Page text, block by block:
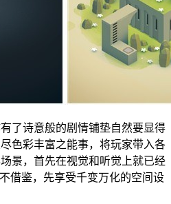
了诗意般的剧情铺垫自然要显得
色彩丰富之能事，将玩家带入各
景，首先在视觉和听觉上就已经
借鉴，先享受千变万化的空间设